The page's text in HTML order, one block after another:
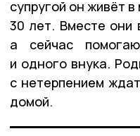
супругой он живёт
30 лет. Вместе они
а сейчас
и одного внука.
с нетерпением
домой.